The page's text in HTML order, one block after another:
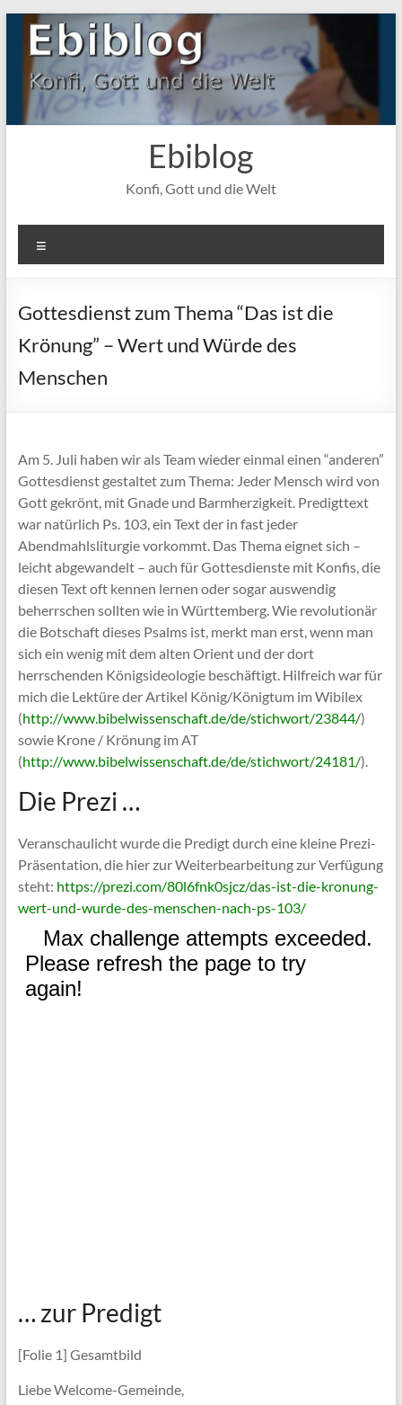
Zum
Inhalt
springen
Ebiblog
Konfi, Gott und die Welt
Gottesdienst zum Thema “Das ist die
Krönung” – Wert und Würde des
Menschen
Am 5. Juli haben wir als Team wieder einmal einen “anderen”
Gottesdienst gestaltet zum Thema: Jeder Mensch wird von
Gott gekrönt, mit Gnade und Barmherzigkeit. Predigttext
war natürlich Ps. 103, ein Text der in fast jeder
Abendmahlsliturgie vorkommt. Das Thema eignet sich –
leicht abgewandelt – auch für Gottesdienste mit Konfis, die
diesen Text oft kennen lernen oder sogar auswendig
beherrschen sollten wie in Württemberg. Wie revolutionär
die Botschaft dieses Psalms ist, merkt man erst, wenn man
sich ein wenig mit dem alten Orient und der dort
herrschenden Königsideologie beschäftigt. Hilfreich war für
mich die Lektüre der Artikel König/Königtum im Wibilex
(http://www.bibelwissenschaft.de/de/stichwort/23844/)
sowie Krone / Krönung im AT
(http://www.bibelwissenschaft.de/de/stichwort/24181/).
Die Prezi …
Veranschaulicht wurde die Predigt durch eine kleine Prezi-
Präsentation, die hier zur Weiterbearbeitung zur Verfügung
steht: https://prezi.com/80l6fnk0sjcz/das-ist-die-kronung-
wert-und-wurde-des-menschen-nach-ps-103/
… zur Predigt
[Folie 1] Gesamtbild
Liebe Welcome-Gemeinde,